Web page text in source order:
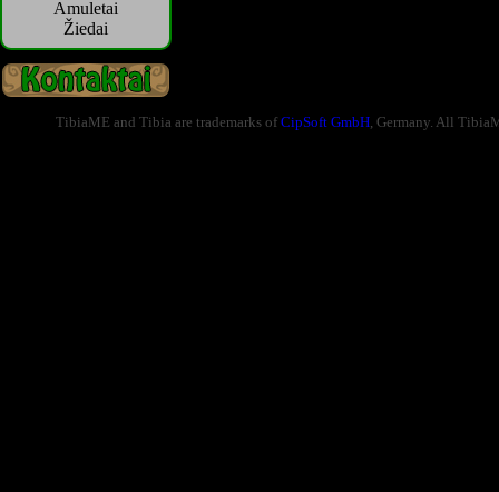
Amuletai
Žiedai
TibiaME and Tibia are trademarks of CipSoft GmbH, Germany. All